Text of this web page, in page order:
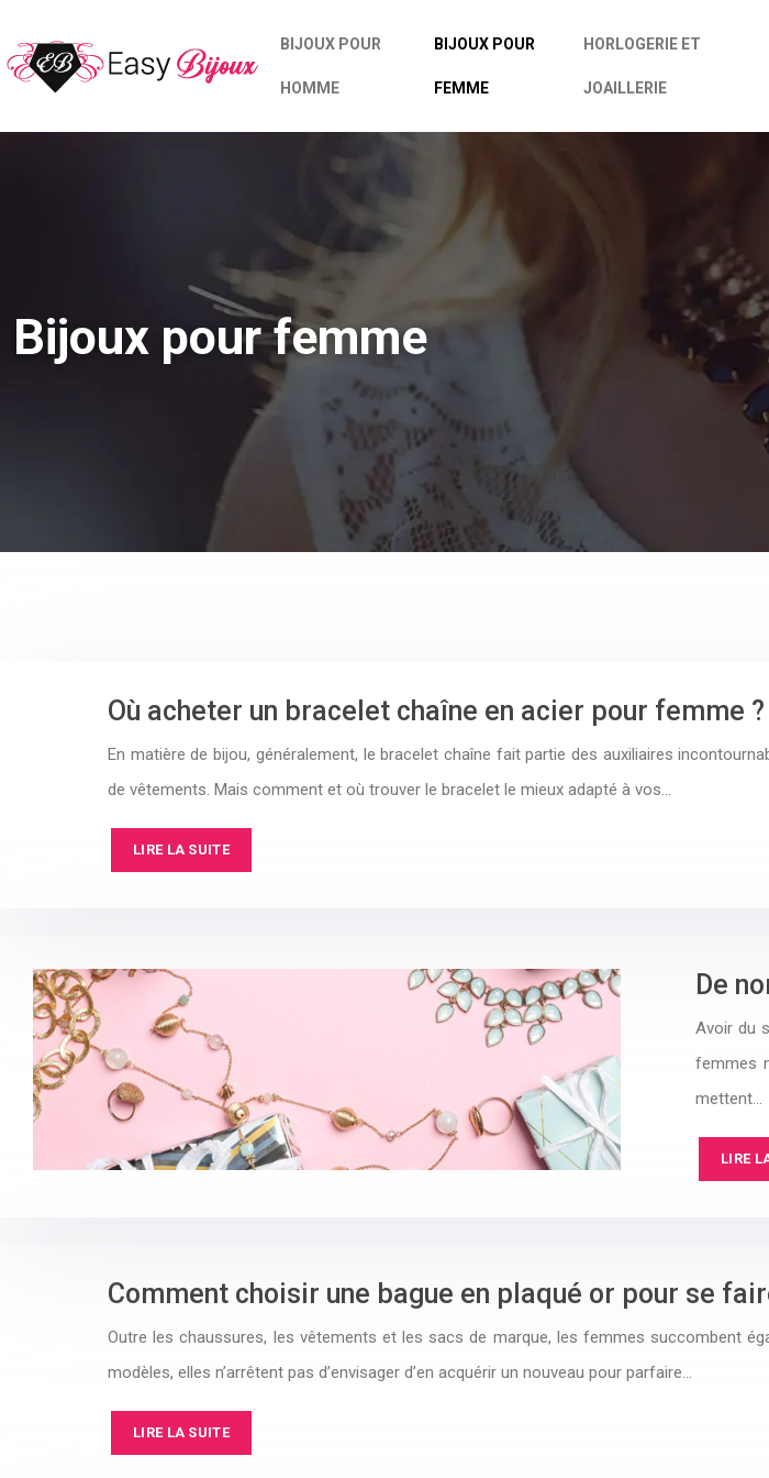
BIJOUX POUR
HOMME
BIJOUX POUR
FEMME
HORLOGERIE ET
JOAILLERIE
Bijoux pour femme
Où acheter un bracelet chaîne en acier pour femme ?
En matière de bijou, généralement, le bracelet chaîne fait partie des auxiliaires
de vêtements. Mais comment et où trouver le bracelet le mieux adapté à vos…
LIRE LA SUITE
De
Avoir du
femmes
mettent…
LIRE
Comment choisir une bague en plaqué or pour se
Outre les chaussures, les vêtements et les sacs de marque, les femmes succombent
modèles, elles n’arrêtent pas d’envisager d’en acquérir un nouveau pour parfaire…
LIRE LA SUITE